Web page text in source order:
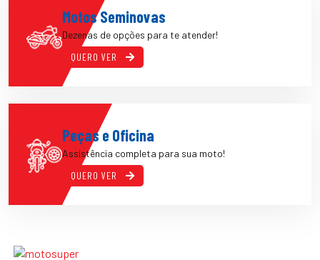
Motos Seminovas
Dezenas de opções para te atender!
QUERO VER
Peças e Oficina
Assistência completa para sua moto!
QUERO VER